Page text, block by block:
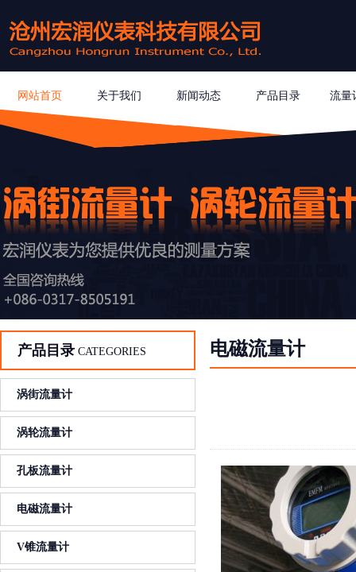
网站首页 关于我们 新闻动态 产品目录 流量
产品目录 CATEGORIES
涡街流量计
涡轮流量计
孔板流量计
电磁流量计
V锥流量计
电磁流量计